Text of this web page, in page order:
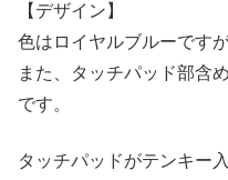
【デザイン】
色はロイヤルブルーです
また、タッチパッド部含
です。
タッチパッドがテンキー